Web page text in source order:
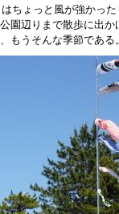
ちょっと風が強かっ
園辺りまで散歩に出
もうそんな季節である